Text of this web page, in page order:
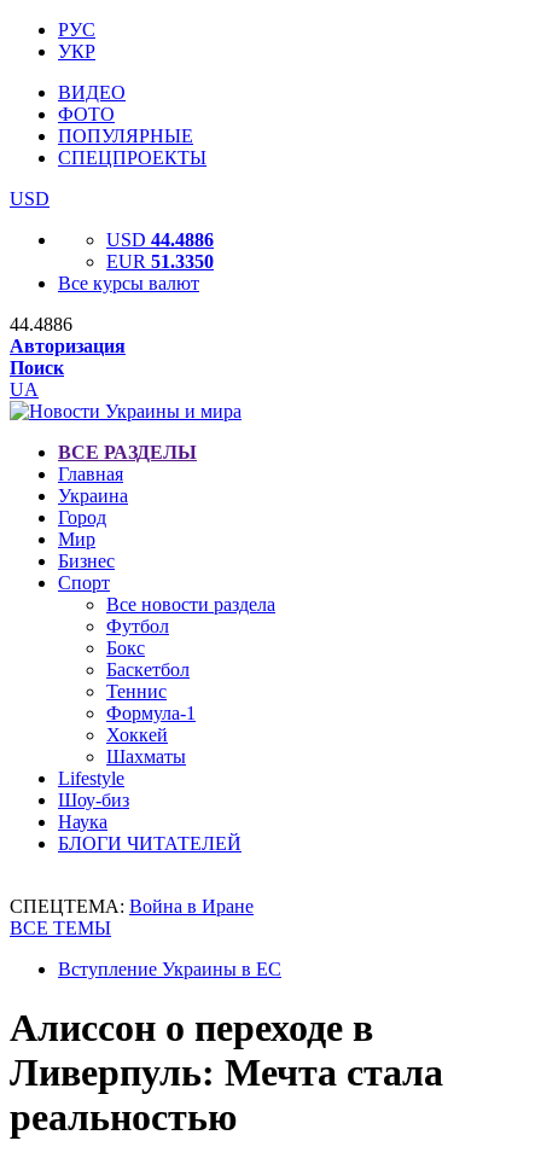
РУС
УКР
ВИДЕО
ФОТО
ПОПУЛЯРНЫЕ
СПЕЦПРОЕКТЫ
USD
USD 44.4886
EUR 51.3350
Все курсы валют
44.4886
Авторизация
Поиск
UA
ВСЕ РАЗДЕЛЫ
Главная
Украина
Город
Мир
Бизнес
Спорт
Все новости раздела
Футбол
Бокс
Баскетбол
Теннис
Формула-1
Хоккей
Шахматы
Lifestyle
Шоу-биз
Наука
БЛОГИ ЧИТАТЕЛЕЙ
СПЕЦТЕМА: Война в Иране
ВСЕ ТЕМЫ
Вступление Украины в ЕС
Алиссон о переходе в
Ливерпуль: Мечта стала
реальностью